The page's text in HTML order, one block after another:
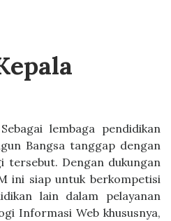
lembaga pendidikan
Bangsa tanggap dengan
tersebut. Dengan dukungan
ini siap untuk berkompetisi
lain dalam pelayanan
Informasi Web khususnya,